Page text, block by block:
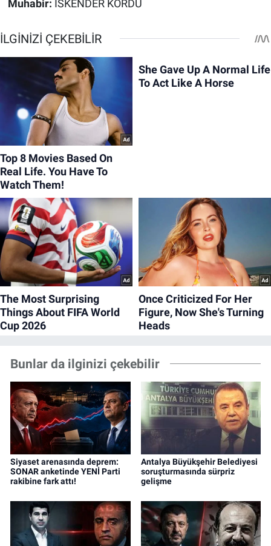
Muhabir: İSKENDER KORDU
Bunlar da ilginizi çekebilir
Siyaset arenasında deprem:
SONAR anketinde YENİ Parti
rakibine fark attı!
Antalya Büyükşehir Belediyesi
soruşturmasında sürpriz
gelişme